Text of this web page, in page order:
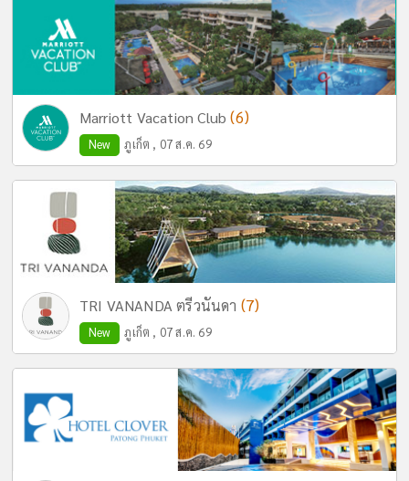
Marriott Vacation Club(6)
New ภูเก็ต , 07 ส.ค. 69
TRI VANANDA ตรีวนันดา (7)
New ภูเก็ต , 07 ส.ค. 69